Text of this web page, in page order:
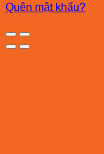
Quên mật khẩu?